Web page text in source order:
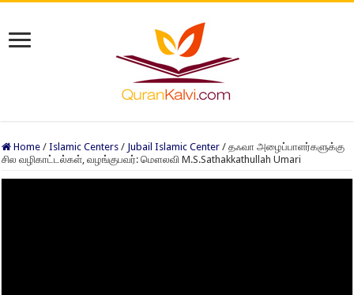
Home / Islamic Centers / Jubail Islamic Center / தஃவா அழைப்பாளர்களுக்கு
சில வழிகாட்டல்கள், வழங்குபவர்: மௌலவி M.S.Sathakkathullah Umari